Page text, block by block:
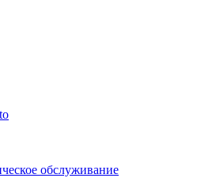
обслуживание